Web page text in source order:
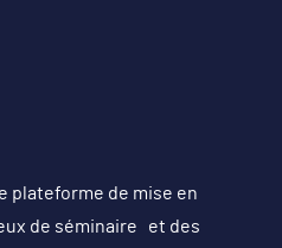
plateforme de mise en
de séminaire et des